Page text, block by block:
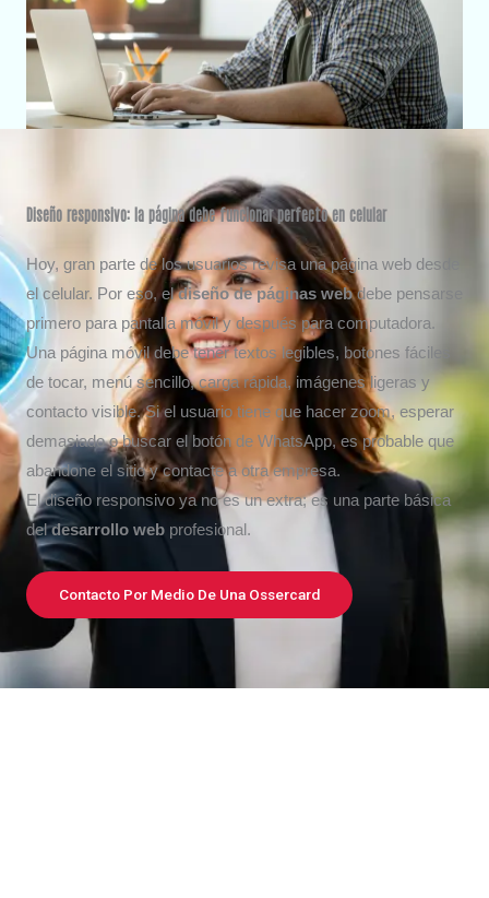
Diseño responsivo: la página debe funcionar perfecto en celular
Hoy, gran parte de los usuarios revisa una página web desde
el celular. Por eso, eldiseño de páginas webdebe pensarse
primero para pantalla móvil y después para computadora.
Una página móvil debe tener textos legibles, botones fáciles
de tocar, menú sencillo, carga rápida, imágenes ligeras y
contacto visible. Si el usuario tiene que hacer zoom, esperar
demasiado o buscar el botón de WhatsApp, es probable que
abandone el sitio y contacte a otra empresa.
El diseño responsivo ya no es un extra; es una parte básica
deldesarrollo web profesional.
Contacto Por Medio De Una Ossercard